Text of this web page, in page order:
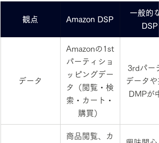
観点 Amazon DSP
一般的
DSP
データ
Amazonの1st
パーティショ
ッピングデー
タ（閲覧・検
索・カート・
購買）
3rdパー
データや
DMPが
商品閲覧、カ